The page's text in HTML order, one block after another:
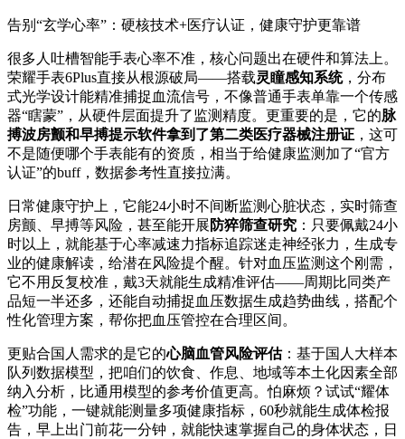
告别“玄学心率”：硬核技术+医疗认证，健康守护更靠谱
很多人吐槽智能手表心率不准，核心问题出在硬件和算法上。
荣耀手表6Plus直接从根源破局——搭载灵瞳感知系统，分布
式光学设计能精准捕捉血流信号，不像普通手表单靠一个传感
器“瞎蒙”，从硬件层面提升了监测精度。更重要的是，它的脉
搏波房颤和早搏提示软件拿到了第二类医疗器械注册证 ，这可
不是随便哪个手表能有的资质，相当于给健康监测加了“官方
认证”的buff，数据参考性直接拉满。
日常健康守护上，它能24小时不间断监测心脏状态，实时筛查
房颤、早搏等风险，甚至能开展 防猝筛查研究 ：只要佩戴24小
时以上，就能基于心率减速力指标追踪迷走神经张力，生成专
业的健康解读，给潜在风险提个醒。针对血压监测这个刚需，
它不用反复校准，戴3天就能生成精准评估——周期比同类产
品短一半还多，还能自动捕捉血压数据生成趋势曲线，搭配个
性化管理方案，帮你把血压管控在合理区间。
更贴合国人需求的是它的心脑血管风险评估：基于国人大样本
队列数据模型，把咱们的饮食、作息、地域等本土化因素全部
纳入分析，比通用模型的参考价值更高。怕麻烦？试试“耀体
检”功能，一键就能测量多项健康指标，60秒就能生成体检报
告，早上出门前花一分钟，就能快速掌握自己的身体状态，日